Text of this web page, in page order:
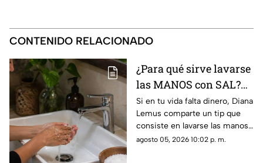
CONTENIDO RELACIONADO
¿Para qué sirve lavarse
las MANOS con SAL?
Este es su PODEROSO
EFECTO
Si en tu vida falta dinero, Diana
Lemus comparte un tip que
consiste en lavarse las manos
con sal. Aquí te contamos.
agosto 05, 2026 10:02 p. m.